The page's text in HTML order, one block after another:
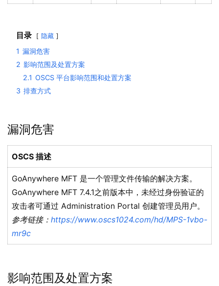
目录 隐藏
1 漏洞危害
2 影响范围及处置方案
2.1 OSCS 平台影响范围和处置方案
3 排查方式
漏洞危害
OSCS 描述
GoAnywhere MFT 是一个管理文件传输的解决方案。
GoAnywhere MFT 7.4.1之前版本中，未经过身份验证的
攻击者可通过 Administration Portal 创建管理员用户。
参考链接： https://www.oscs1024.com/hd/MPS-1vbo-
mr9c
影响范围及处置方案